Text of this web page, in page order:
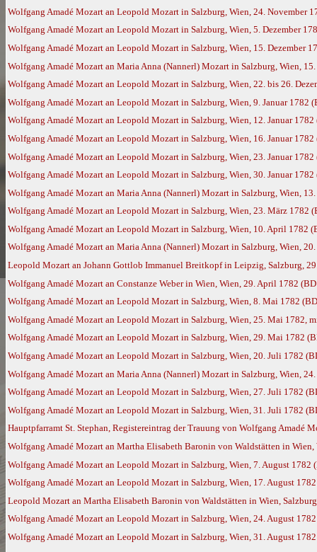
Wolfgang Amadé Mozart an Leopold Mozart in Salzburg, Wien, 24. November
Wolfgang Amadé Mozart an Leopold Mozart in Salzburg, Wien, 5. Dezember
Wolfgang Amadé Mozart an Leopold Mozart in Salzburg, Wien, 15. Dezember
Wolfgang Amadé Mozart an Maria Anna (Nannerl) Mozart in Salzburg, Wien,
Wolfgang Amadé Mozart an Leopold Mozart in Salzburg, Wien, 22. bis 26.
Wolfgang Amadé Mozart an Leopold Mozart in Salzburg, Wien, 9. Januar 1782
Wolfgang Amadé Mozart an Leopold Mozart in Salzburg, Wien, 12. Januar 1782
Wolfgang Amadé Mozart an Leopold Mozart in Salzburg, Wien, 16. Januar 1782
Wolfgang Amadé Mozart an Leopold Mozart in Salzburg, Wien, 23. Januar 1782
Wolfgang Amadé Mozart an Leopold Mozart in Salzburg, Wien, 30. Januar 1782
Wolfgang Amadé Mozart an Maria Anna (Nannerl) Mozart in Salzburg, Wien,
Wolfgang Amadé Mozart an Leopold Mozart in Salzburg, Wien, 23. März 1782
Wolfgang Amadé Mozart an Leopold Mozart in Salzburg, Wien, 10. April 1782
Wolfgang Amadé Mozart an Maria Anna (Nannerl) Mozart in Salzburg, Wien,
Leopold Mozart an Johann Gottlob Immanuel Breitkopf in Leipzig, Salzburg,
Wolfgang Amadé Mozart an Constanze Weber in Wien, Wien, 29. April 1782
Wolfgang Amadé Mozart an Leopold Mozart in Salzburg, Wien, 8. Mai 1782
Wolfgang Amadé Mozart an Leopold Mozart in Salzburg, Wien, 25. Mai 1782,
Wolfgang Amadé Mozart an Leopold Mozart in Salzburg, Wien, 29. Mai 1782
Wolfgang Amadé Mozart an Leopold Mozart in Salzburg, Wien, 20. Juli 1782
Wolfgang Amadé Mozart an Maria Anna (Nannerl) Mozart in Salzburg, Wien,
Wolfgang Amadé Mozart an Leopold Mozart in Salzburg, Wien, 27. Juli 1782
Wolfgang Amadé Mozart an Leopold Mozart in Salzburg, Wien, 31. Juli 1782
Hauptpfarramt St. Stephan, Registereintrag der Trauung von Wolfgang Amadé
Wolfgang Amadé Mozart an Martha Elisabeth Baronin von Waldstätten in
Wolfgang Amadé Mozart an Leopold Mozart in Salzburg, Wien, 7. August 1782
Wolfgang Amadé Mozart an Leopold Mozart in Salzburg, Wien, 17. August
Leopold Mozart an Martha Elisabeth Baronin von Waldstätten in Wien,
Wolfgang Amadé Mozart an Leopold Mozart in Salzburg, Wien, 24. August
Wolfgang Amadé Mozart an Leopold Mozart in Salzburg, Wien, 31. August